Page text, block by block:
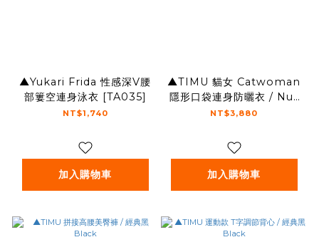
▲Yukari Frida 性感深V腰
部簍空連身泳衣 [TA035]
NT$1,740
加入購物車
▲TIMU 貓女 Catwoman
隱形口袋連身防曬衣 / Nut
Brown 堅果棕
NT$3,880
加入購物車